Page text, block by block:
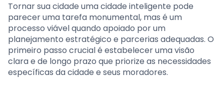
Tornar sua cidade uma cidade inteligente pode
parecer uma tarefa monumental, mas é um
processo viável quando apoiado por um
planejamento estratégico e parcerias adequadas. O
primeiro passo crucial é estabelecer uma visão
clara e de longo prazo que priorize as necessidades
específicas da cidade e seus moradores.